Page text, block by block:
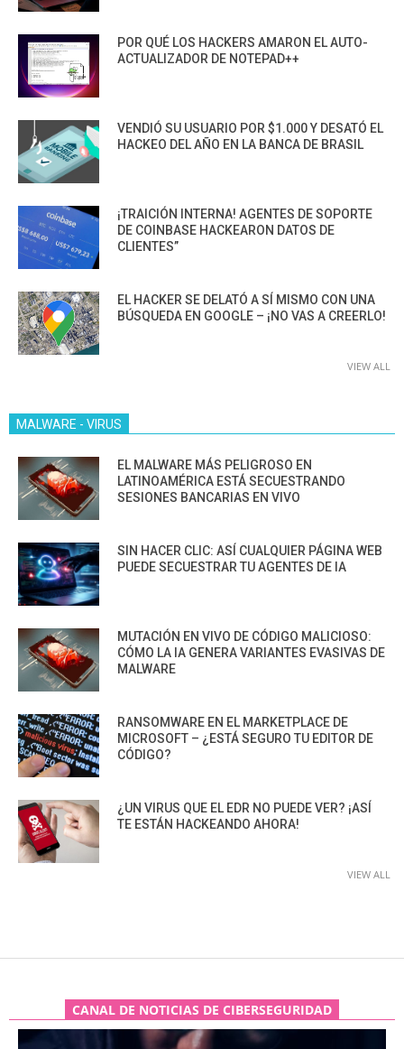
POR QUÉ LOS HACKERS AMARON EL AUTO-
ACTUALIZADOR DE NOTEPAD++
VENDIÓ SU USUARIO POR $1.000 Y DESATÓ EL
HACKEO DEL AÑO EN LA BANCA DE BRASIL
¡TRAICIÓN INTERNA! AGENTES DE SOPORTE
DE COINBASE HACKEARON DATOS DE
CLIENTES”
EL HACKER SE DELATÓ A SÍ MISMO CON UNA
BÚSQUEDA EN GOOGLE – ¡NO VAS A CREERLO!
VIEW ALL
MALWARE - VIRUS
EL MALWARE MÁS PELIGROSO EN
LATINOAMÉRICA ESTÁ SECUESTRANDO
SESIONES BANCARIAS EN VIVO
SIN HACER CLIC: ASÍ CUALQUIER PÁGINA WEB
PUEDE SECUESTRAR TU AGENTES DE IA
MUTACIÓN EN VIVO DE CÓDIGO MALICIOSO:
CÓMO LA IA GENERA VARIANTES EVASIVAS DE
MALWARE
RANSOMWARE EN EL MARKETPLACE DE
MICROSOFT – ¿ESTÁ SEGURO TU EDITOR DE
CÓDIGO?
¿UN VIRUS QUE EL EDR NO PUEDE VER? ¡ASÍ
TE ESTÁN HACKEANDO AHORA!
VIEW ALL
CANAL DE NOTICIAS DE CIBERSEGURIDAD